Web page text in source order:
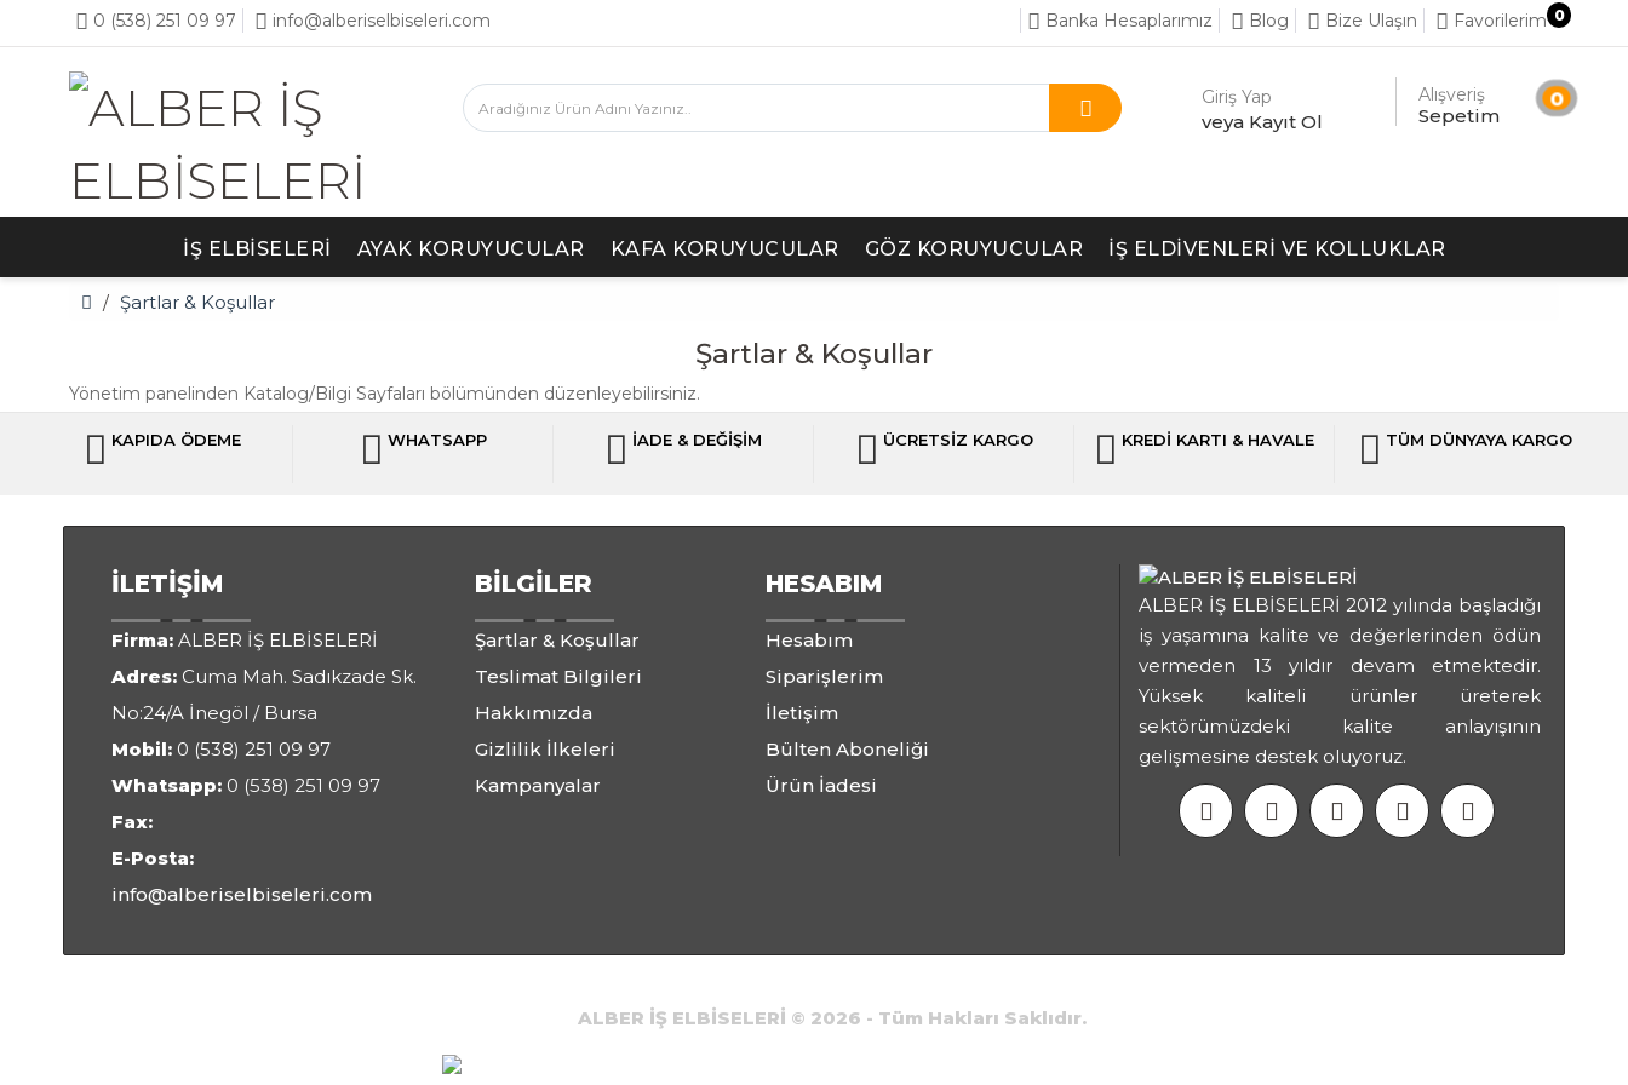
0 (538) 251 09 97 info@alberiselbiseleri.com Banka Hesaplarımız Blog Bize Ulaşın Favorilerim 0
Giriş Yap
veya Kayıt Ol
0
Alışveriş
Sepetim
İŞ ELBISELERI AYAK KORUYUCULAR KAFA KORUYUCULAR GÖZ KORUYUCULAR İŞ ELDIVENLERI VE KOLLUKLAR
Şartlar & Koşullar
Şartlar & Koşullar
Yönetim panelinden Katalog/Bilgi Sayfaları bölümünden düzenleyebilirsiniz.
KAPIDA ÖDEME WHATSAPP İADE & DEĞİŞİM ÜCRETSİZ KARGO KREDİ KARTI & HAVALE TÜM DÜNYAYA KARGO
İLETIŞIM
Firma: ALBER İŞ ELBİSELERİ
Adres: Cuma Mah. Sadıkzade Sk.
No:24/A İnegöl / Bursa
Mobil: 0 (538) 251 09 97
Whatsapp: 0 (538) 251 09 97
Fax:
E-Posta:
info@alberiselbiseleri.com
BILGILER
Şartlar & Koşullar
Teslimat Bilgileri
Hakkımızda
Gizlilik İlkeleri
Kampanyalar
HESABIM
Hesabım
Siparişlerim
İletişim
Bülten Aboneliği
Ürün İadesi
ALBER İŞ ELBİSELERİ 2012 yılında başladığı
iş yaşamına kalite ve değerlerinden ödün
vermeden 13 yıldır devam etmektedir.
Yüksek kaliteli ürünler üreterek
sektörümüzdeki kalite anlayışının
gelişmesine destek oluyoruz.
ALBER İŞ ELBİSELERİ © 2026 - Tüm Hakları Saklıdır.